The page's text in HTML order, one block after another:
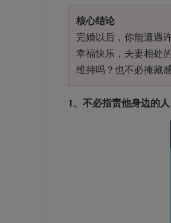
核心结论
完婚以后，你能遭遇
幸福快乐，夫妻相处
维持吗？也不必掩藏
1、不必指责他身边的人